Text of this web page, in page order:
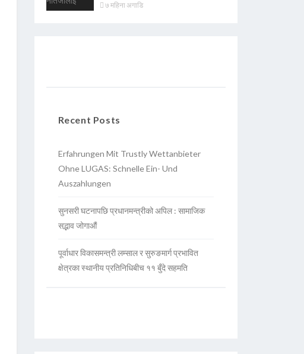
७ महिना अगाडि
Recent Posts
Erfahrungen Mit Trustly Wettanbieter
Ohne LUGAS: Schnelle Ein- Und
Auszahlungen
सुनसरी घटनापछि प्रधानमन्त्रीको अपिल : सामाजिक
सद्भाव जोगाऔं
पूर्वाधार विकासमन्त्री लम्साल र सुरुङमार्ग प्रभावित
क्षेत्रका स्थानीय प्रतिनिधिबीच ११ बुँदे सहमति